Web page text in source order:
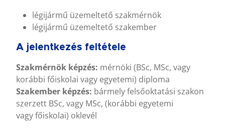
légijármű üzemeltető szakmérnök
légijármű üzemeltető szakember
A jelentkezés feltétele
Szakmérnök képzés: mérnöki (BSc, MSc, vagy
korábbi főiskolai vagy egyetemi) diploma
Szakember képzés: bármely felsőoktatási szakon
szerzett BSc, vagy MSc, (korábbi egyetemi
vagy főiskolai) oklevél